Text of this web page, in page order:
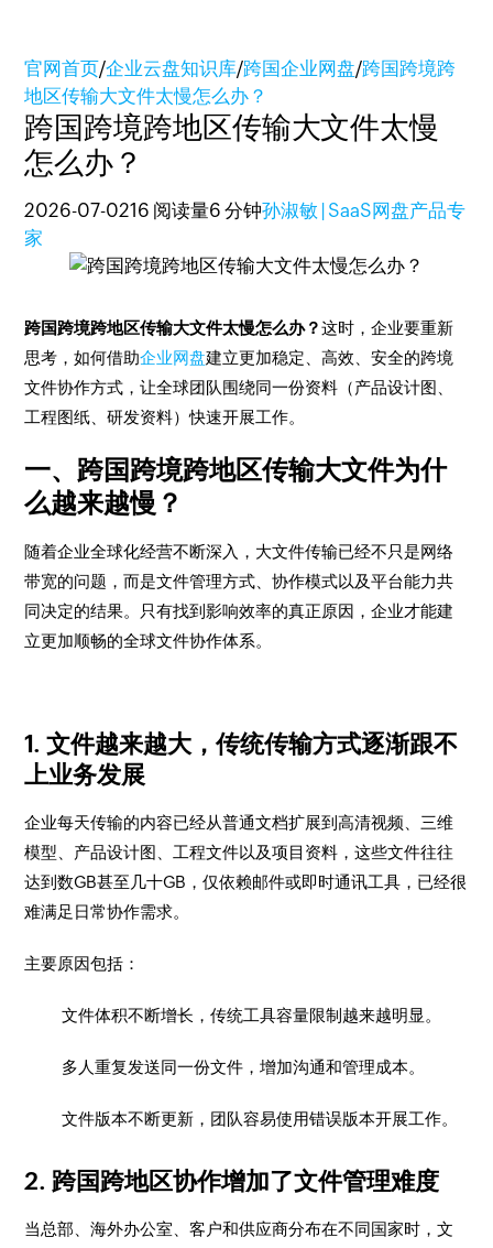
官网首页/企业云盘知识库/跨国企业网盘/跨国跨境跨
地区传输大文件太慢怎么办？
跨国跨境跨地区传输大文件太慢
怎么办？
2026-07-0216 阅读量6 分钟孙淑敏 | SaaS网盘产品专
家
跨国跨境跨地区传输大文件太慢怎么办？这时，企业要重新
思考，如何借助企业网盘建立更加稳定、高效、安全的跨境
文件协作方式，让全球团队围绕同一份资料（产品设计图、
工程图纸、研发资料）快速开展工作。
一、跨国跨境跨地区传输大文件为什
么越来越慢？
随着企业全球化经营不断深入，大文件传输已经不只是网络
带宽的问题，而是文件管理方式、协作模式以及平台能力共
同决定的结果。只有找到影响效率的真正原因，企业才能建
立更加顺畅的全球文件协作体系。
1. 文件越来越大，传统传输方式逐渐跟不
上业务发展
企业每天传输的内容已经从普通文档扩展到高清视频、三维
模型、产品设计图、工程文件以及项目资料，这些文件往往
达到数GB甚至几十GB，仅依赖邮件或即时通讯工具，已经很
难满足日常协作需求。
主要原因包括：
文件体积不断增长，传统工具容量限制越来越明显。
多人重复发送同一份文件，增加沟通和管理成本。
文件版本不断更新，团队容易使用错误版本开展工作。
2. 跨国跨地区协作增加了文件管理难度
当总部、海外办公室、客户和供应商分布在不同国家时，文